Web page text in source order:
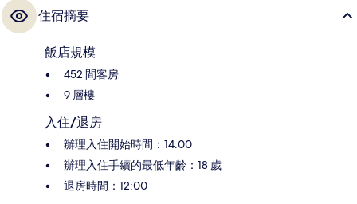
住宿摘要
飯店規模
452 間客房
9 層樓
入住/退房
辦理入住開始時間：14:00
辦理入住手續的最低年齡：18 歲
退房時間：12:00